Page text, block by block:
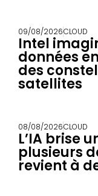
09/08/2026CLOUD
Intel
données
des
satellites
08/08/2026CLOUD
L’IA brise
plusieurs
revient à